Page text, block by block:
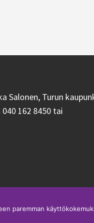
Salonen, Turun
162 8450 tai
paremman